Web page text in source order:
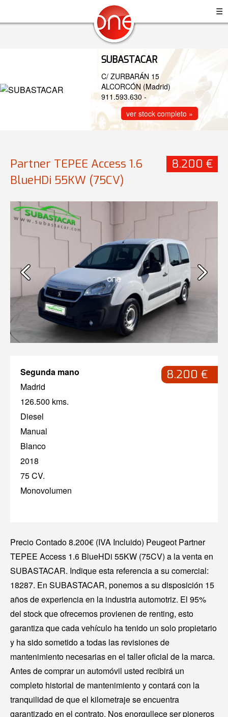
☰
SUBASTACAR
C/ ZURBARÁN 15
ALCORCÓN (Madrid)
911.593.630 -
ver stock completo »
Partner TEPEE Access 1.6
BlueHDi 55KW (75CV)
8.200 €
Segunda mano
Madrid
126.500 kms.
Diesel
Manual
Blanco
2018
75 CV.
Monovolumen
8.200 €
Precio Contado 8.200€ (IVA Incluido) Peugeot Partner
TEPEE Access 1.6 BlueHDi 55KW (75CV) a la venta en
SUBASTACAR. Indique esta referencia a su comercial:
18287. En SUBASTACAR, ponemos a su disposición 15
años de experiencia en la industria automotriz. El 95%
del stock que ofrecemos provienen de renting, esto
garantiza que cada vehículo ha tenido un solo propietario
y ha sido sometido a todas las revisiones de
mantenimiento necesarias en el taller oficial de la marca.
Antes de comprar un automóvil usted recibirá un
completo historial de mantenimiento y contará con la
tranquilidad de que el kilometraje se encuentra
garantizado en el contrato. Nos enorgullece ser pioneros